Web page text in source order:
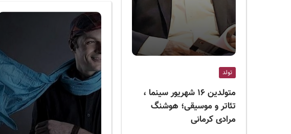
تولد
متولدین ۱۶ شهریور سینما ،
تئاتر و موسیقی؛ هوشنگ
مرادی کرمانی